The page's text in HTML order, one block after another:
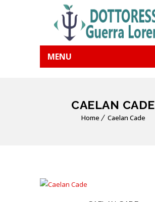
MENU
CAELAN CADE
Home Caelan Cade